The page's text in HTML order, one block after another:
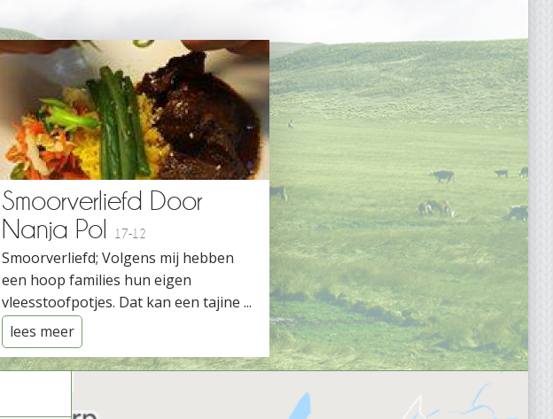
Smoorverliefd Door
Nanja Pol
17-12
Smoorverliefd; Volgens mij hebben
een hoop families hun eigen
vleesstoofpotjes. Dat kan een tajine ...
lees meer